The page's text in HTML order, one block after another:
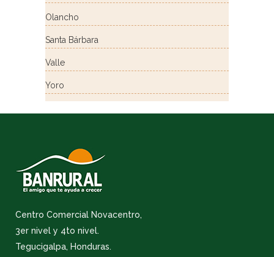
Olancho
Santa Bárbara
Valle
Yoro
Centro Comercial Novacentro,
3er nivel y 4to nivel.
Tegucigalpa, Honduras.